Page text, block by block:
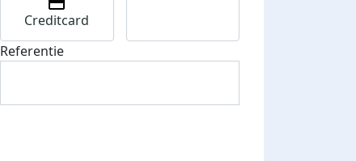
Creditcard
Referentie